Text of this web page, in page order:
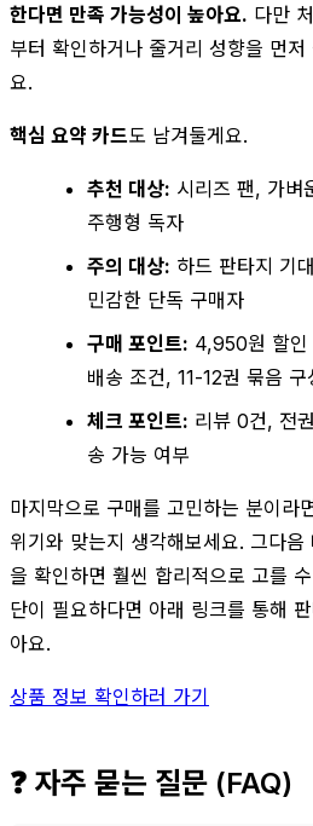
한다면 만족 가능성이 높아요. 다만
부터 확인하거나 줄거리 성향을 먼
요.
핵심 요약 카드도 남겨둘게요.
추천 대상: 시리즈 팬, 가벼
주행형 독자
주의 대상: 하드 판타지 기
민감한 단독 구매자
구매 포인트: 4,950원 할
배송 조건, 11-12권 묶음 구
체크 포인트: 리뷰 0건, 전
송 가능 여부
마지막으로 구매를 고민하는 분이라
위기와 맞는지 생각해보세요. 그다
을 확인하면 훨씬 합리적으로 고를
단이 필요하다면 아래 링크를 통해
아요.
상품 정보 확인하러 가기
❓ 자주 묻는 질문 (FAQ)